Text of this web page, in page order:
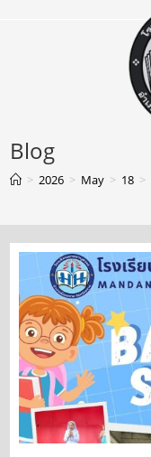
Blog
> 2026 > May > 18 >